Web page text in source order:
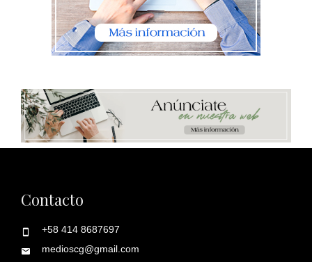
Contacto
+58 414 8687697
medioscg@gmail.com